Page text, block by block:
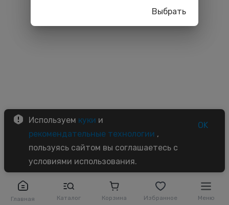
Главная Каталог Корзина Избранное Меню
Используем куки и
рекомендательные технологии ,
пользуясь сайтом вы соглашаетесь с
условиями использования.
OK
Выбрать